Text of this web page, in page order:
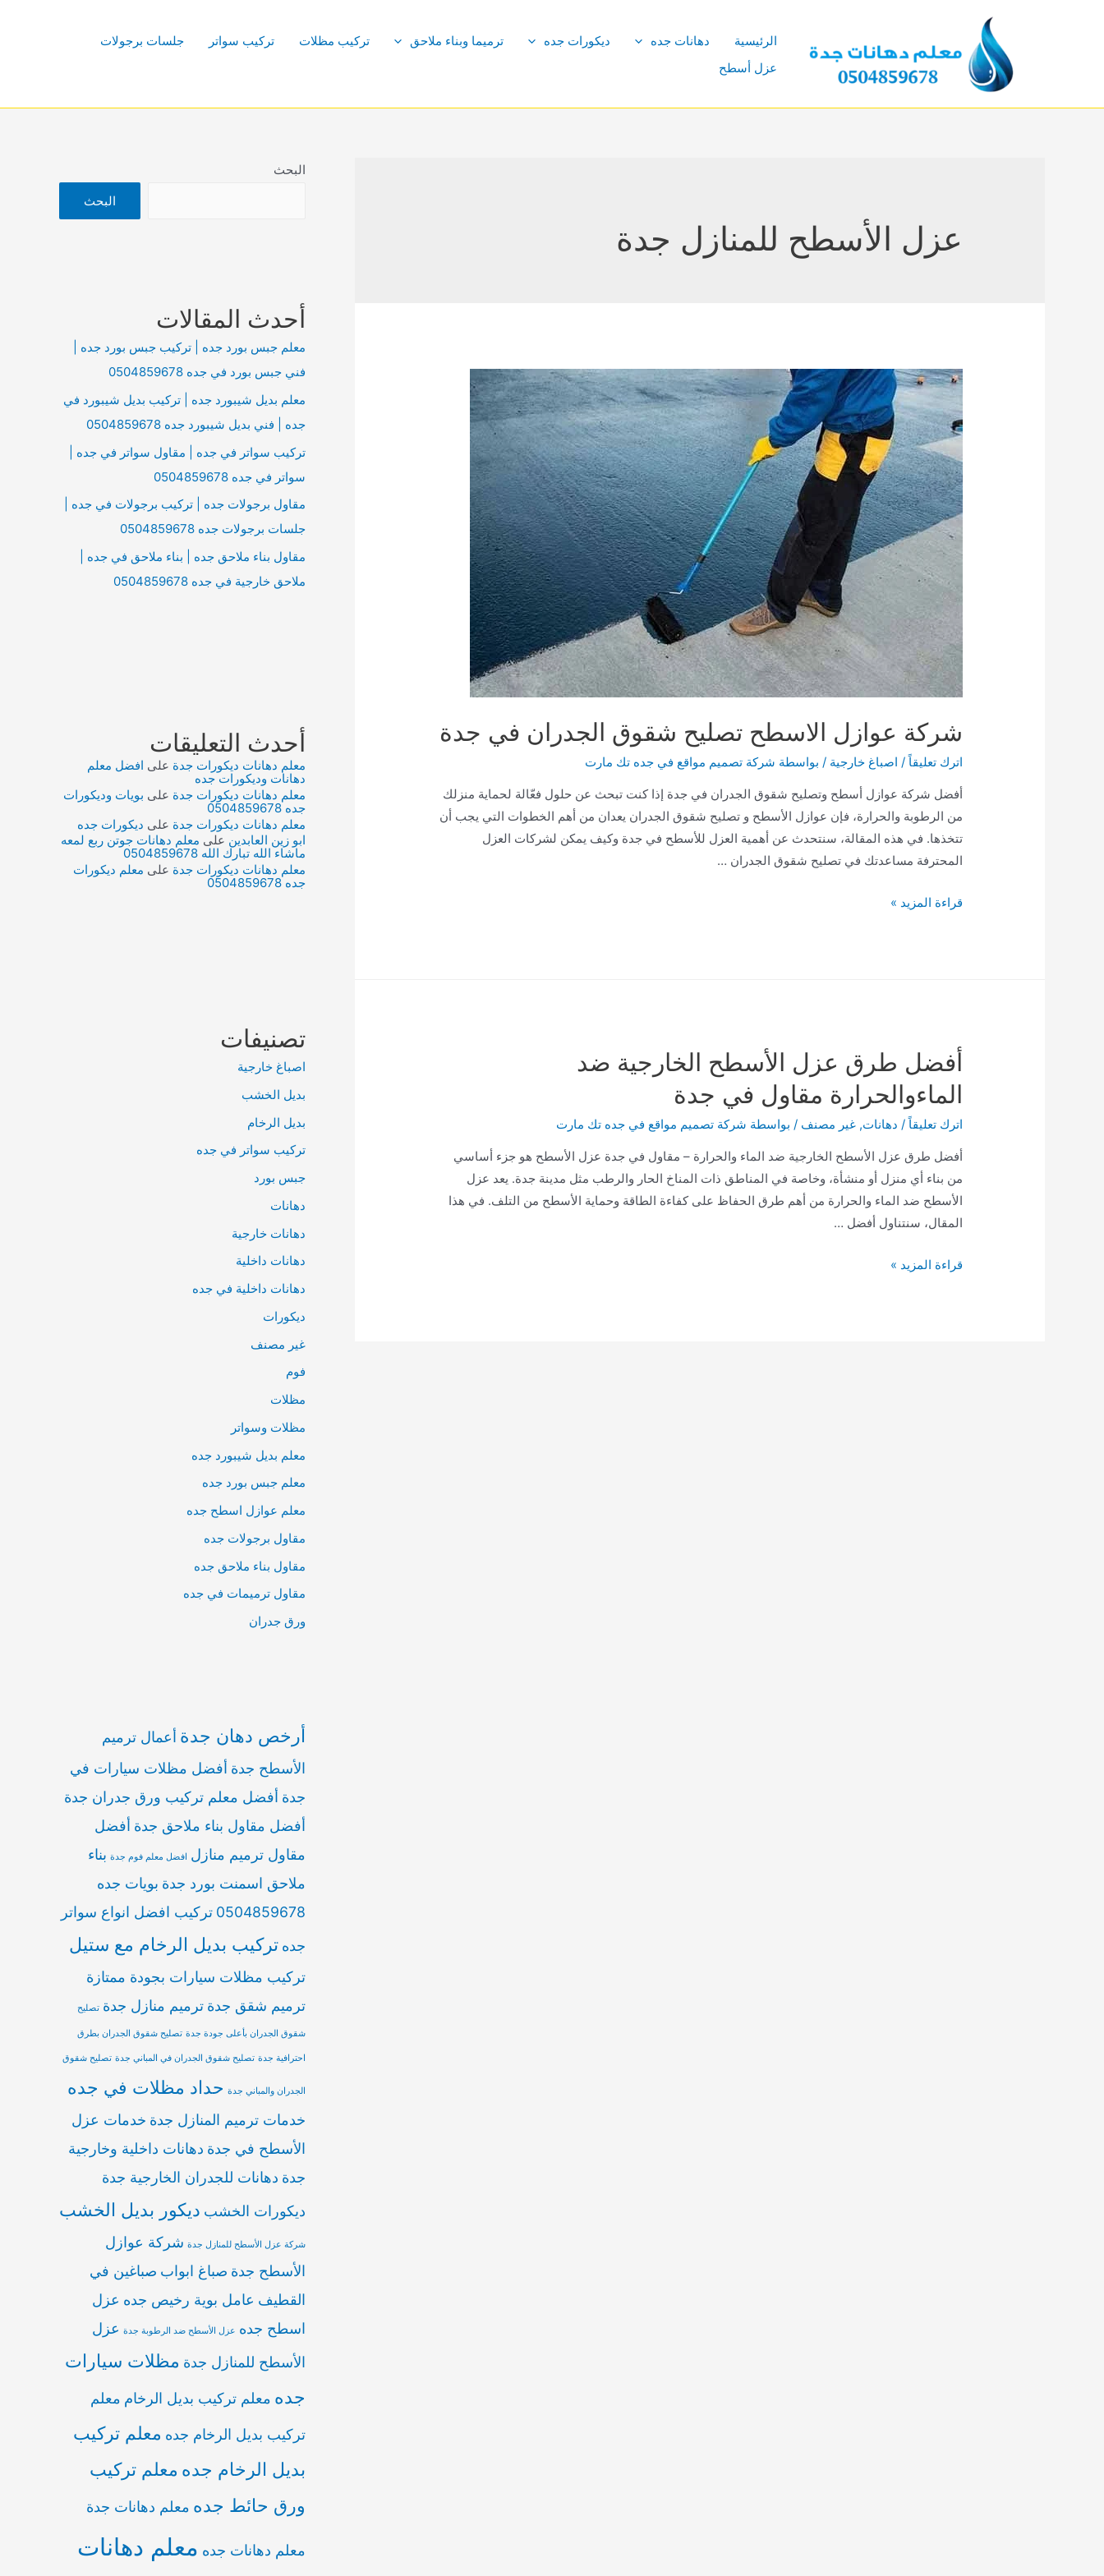
الرئيسية دهانات جده ديكورات جده ترميما وبناء ملاحق تركيب مظلات تركيب سواتر
جلسات برجولات
عزل أسطح
عزل الأسطح للمنازل جدة
شركة عوازل الاسطح تصليح شقوق الجدران في جدة
اترك تعليقاً / اصباغ خارجية / بواسطة شركة تصميم مواقع في جده تك مارت
أفضل شركة عوازل أسطح وتصليح شقوق الجدران في جدة إذا كنت تبحث عن حلول فعّالة لحماية منزلك
من الرطوبة والحرارة، فإن عوازل الأسطح و تصليح شقوق الجدران يعدان من أهم الخطوات التي يجب أن
تتخذها. في هذه المقالة، سنتحدث عن أهمية العزل للأسطح في جدة وكيف يمكن لشركات العزل
المحترفة مساعدتك في تصليح شقوق الجدران …
شركة
جدة
قراءة المزيد »
أفضل طرق عزل الأسطح الخارجية ضد
الماءوالحرارة مقاول في جدة
اترك تعليقاً / دهانات,غير مصنف / بواسطة شركة تصميم مواقع في جده تك مارت
أفضل طرق عزل الأسطح الخارجية ضد الماء والحرارة – مقاول في جدة عزل الأسطح هو جزء أساسي
من بناء أي منزل أو منشأة، وخاصة في المناطق ذات المناخ الحار والرطب مثل مدينة جدة. يعد عزل
الأسطح ضد الماء والحرارة من أهم طرق الحفاظ على كفاءة الطاقة وحماية الأسطح من التلف. في هذا
المقال، سنتناول أفضل …
أفضل
قراءة المزيد »
البحث
البحث
أحدث المقالات
معلم جبس بورد جده | تركيب جبس بورد جده |
فني جبس بورد في جده 0504859678
معلم بديل شيبورد جده | تركيب بديل شيبورد في
جده | فني بديل شيبورد جده 0504859678
تركيب سواتر في جده | مقاول سواتر في جده |
سواتر في جده 0504859678
مقاول برجولات جده | تركيب برجولات في جده |
جلسات برجولات جده 0504859678
مقاول بناء ملاحق جده | بناء ملاحق في جده |
ملاحق خارجية في جده 0504859678
أحدث التعليقات
معلم دهانات ديكورات جدة على افضل معلم
دهانات وديكورات جده
معلم دهانات ديكورات جدة على بويات وديكورات
جده 0504859678
معلم دهانات ديكورات جدة على ديكورات جده
ابو زين العابدين على معلم دهانات جوتن ربع لمعه
ماشاء الله تبارك الله 0504859678
معلم دهانات ديكورات جدة على معلم ديكورات
جده 0504859678
تصنيفات
اصباغ خارجية
بديل الخشب
بديل الرخام
تركيب سواتر في جده
جبس بورد
دهانات
دهانات خارجية
دهانات داخلية
دهانات داخلية في جده
ديكورات
غير مصنف
فوم
مظلات
مظلات وسواتر
معلم بديل شيبورد جده
معلم جبس بورد جده
معلم عوازل اسطح جده
مقاول برجولات جده
مقاول بناء ملاحق جده
مقاول ترميمات في جده
ورق جدران
أرخص دهان جدة أعمال ترميم
الأسطح جدة أفضل مظلات سيارات في
جدة أفضل معلم تركيب ورق جدران جدة
أفضل مقاول بناء ملاحق جدة أفضل
مقاول ترميم منازل افضل معلم فوم جدة بناء
ملاحق اسمنت بورد جدة بويات جده
0504859678 تركيب افضل انواع سواتر
جده تركيب بديل الرخام مع ستيل
تركيب مظلات سيارات بجودة ممتازة
ترميم شقق جدة ترميم منازل جدة تصليح
شقوق الجدران بأعلى جودة جدة تصليح شقوق الجدران بطرق
احترافية جدة تصليح شقوق الجدران في المباني جدة تصليح شقوق
الجدران والمباني جدة حداد مظلات في جده
خدمات ترميم المنازل جدة خدمات عزل
الأسطح في جدة دهانات داخلية وخارجية
جدة دهانات للجدران الخارجية جدة
ديكورات الخشب ديكور بديل الخشب
شركة عزل الأسطح للمنازل جدة شركة عوازل
الأسطح جدة صباغ ابواب صباغين في
القطيف عامل بوية رخيص جده عزل
اسطح جده عزل الأسطح ضد الرطوبة جدة عزل
الأسطح للمنازل جدة مظلات سيارات
جده معلم تركيب بديل الرخام معلم
تركيب بديل الرخام جده معلم تركيب
بديل الرخام جده معلم تركيب
ورق حائط جده معلم دهانات جدة
معلم دهانات جده معلم دهانات